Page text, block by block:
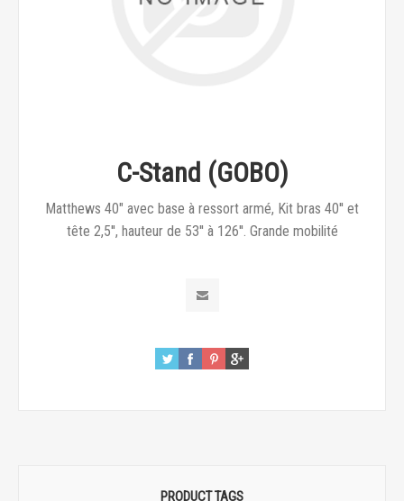
C-Stand (GOBO)
Matthews 40" avec base à ressort armé, Kit bras 40'' et
tête 2,5'', hauteur de 53'' à 126''. Grande mobilité
PRODUCT TAGS